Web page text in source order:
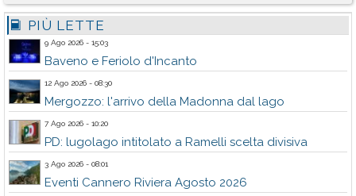
PIÙ LETTE
9 Ago 2026 - 15:03
Baveno e Feriolo d'Incanto
12 Ago 2026 - 08:30
Mergozzo: l'arrivo della Madonna dal lago
7 Ago 2026 - 10:20
PD: lugolago intitolato a Ramelli scelta divisiva
3 Ago 2026 - 08:01
Eventi Cannero Riviera Agosto 2026